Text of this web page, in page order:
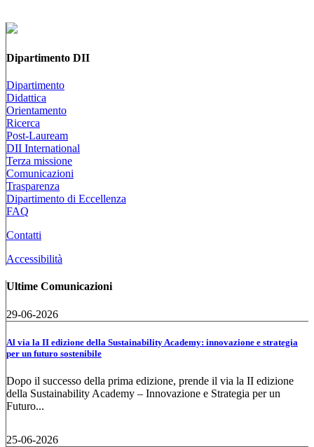
Dipartimento DII
Dipartimento
Didattica
Orientamento
Ricerca
Post-Lauream
DII International
Terza missione
Comunicazioni
Trasparenza
Dipartimento di Eccellenza
FAQ
Contatti
Accessibilità
Ultime Comunicazioni
29-06-2026
Al via la II edizione della Sustainability Academy: innovazione e strategia
per un futuro sostenibile
Dopo il successo della prima edizione, prende il via la II edizione
della Sustainability Academy – Innovazione e Strategia per un
Futuro...
25-06-2026